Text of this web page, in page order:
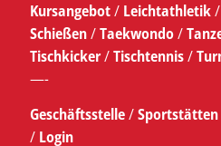
Kursangebot/Leichtathletik/
Schießen/Taekwondo/
Tischkicker/Tischtennis/
—-
Geschäftsstelle/
/ Login